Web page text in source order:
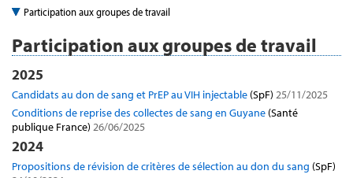
Participation aux groupes de travail
Participation aux groupes de travail
2025
Candidats au don de sang et PrEP au VIH injectable (SpF) 25/11/2025
Conditions de reprise des collectes de sang en Guyane (Santé
publique France) 26/06/2025
2024
Propositions de révision de critères de sélection au don du sang (SpF)